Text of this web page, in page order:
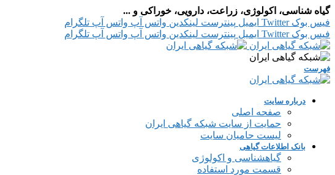
گیاه شناسی، اکولوژی، زراعت، دارویی، خوراکی و ...
فیس بوک Twitter ایمیل پینترست لینکدین واتس آپ واتس آپ تلگرام
فیس بوک Twitter ایمیل پینترست لینکدین واتس آپ واتس آپ تلگرام
فهرست
درباره سایت
صفحه اصلی
حمایت از سایت شبکه گیاهی ایران
لیست حامیان سایت
بانک اطلاعات گیاهی
گیاهشناسی و اکولوژی
قسمت مورد استفاده